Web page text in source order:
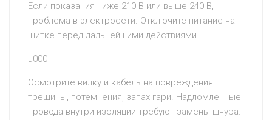
Если показания ниже 210 В или выше 240 В,
проблема в электросети. Отключите питание на
щитке перед дальнейшими действиями.
u000
Осмотрите вилку и кабель на повреждения:
трещины, потемнения, запах гари. Надломленные
провода внутри изоляции требуют замены шнура.